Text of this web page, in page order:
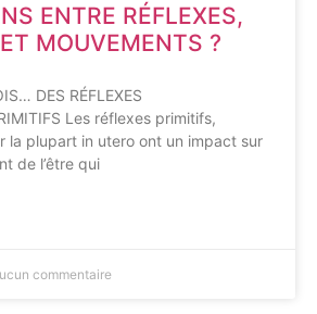
ENTRE RÉFLEXES,
MOUVEMENTS ?
DES RÉFLEXES
Les réflexes primitifs,
la plupart in utero ont un impact sur
de l’être qui
commentaire